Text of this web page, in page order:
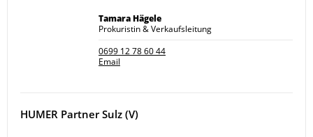
Tamara Hägele
Prokuristin & Verkaufsleitung
0699 12 78 60 44
Email
HUMER Partner Sulz (V)